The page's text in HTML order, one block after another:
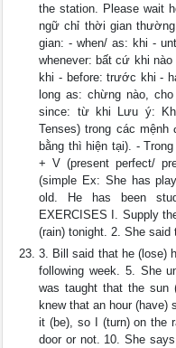
the station. Please wait
ngữ chỉ thời gian
gian: - when/ as: khi -
whenever: bất cứ khi
khi - before: trước khi -
long as: chừng nào,
since: từ khi Lưu ý:
Tenses) trong các
bằng thì hiện tại). -
+ V (present perfect/
(simple Ex: She has
old. He has been
EXERCISES I. Supply
(rain) tonight. 2. She said
3. Bill said that he (lose)
following week. 5. She
was taught that the sun
knew that an hour (have)
it (be), so I (turn) on the
door or not. 10. She